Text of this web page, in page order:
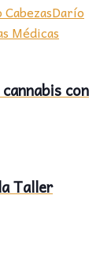
CabezasDarío
Médicas
con
Taller